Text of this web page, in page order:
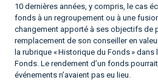
10 dernières années, y compris, le cas
fonds à un regroupement ou à une
changement apporté à ses objectifs de
remplacement de son conseiller en
la rubrique « Historique du Fonds »
Fonds. Le rendement d’un fonds
événements n’avaient pas eu lieu.